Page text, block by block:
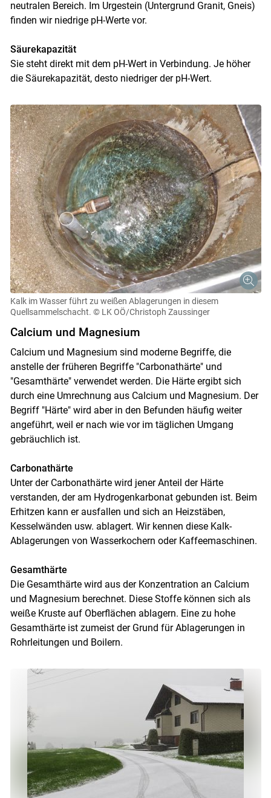
Skip to main content
neutralen Bereich. Im Urgestein (Untergrund Granit, Gneis)
finden wir niedrige pH-Werte vor.
Säurekapazität
Sie steht direkt mit dem pH-Wert in Verbindung. Je höher
die Säurekapazität, desto niedriger der pH-Wert.
Kalk im Wasser führt zu weißen Ablagerungen in diesem
Quellsammelschacht. © LK OÖ/Christoph Zaussinger
Calcium und Magnesium
Calcium und Magnesium sind moderne Begriffe, die
anstelle der früheren Begriffe "Carbonathärte" und
"Gesamthärte" verwendet werden. Die Härte ergibt sich
durch eine Umrechnung aus Calcium und Magnesium. Der
Begriff "Härte" wird aber in den Befunden häufig weiter
angeführt, weil er nach wie vor im täglichen Umgang
gebräuchlich ist.
Carbonathärte
Unter der Carbonathärte wird jener Anteil der Härte
verstanden, der am Hydrogenkarbonat gebunden ist. Beim
Erhitzen kann er ausfallen und sich an Heizstäben,
Kesselwänden usw. ablagert. Wir kennen diese Kalk-
Ablagerungen von Wasserkochern oder Kaffeemaschinen.
Gesamthärte
Die Gesamthärte wird aus der Konzentration an Calcium
und Magnesium berechnet. Diese Stoffe können sich als
weiße Kruste auf Oberflächen ablagern. Eine zu hohe
Gesamthärte ist zumeist der Grund für Ablagerungen in
Rohrleitungen und Boilern.